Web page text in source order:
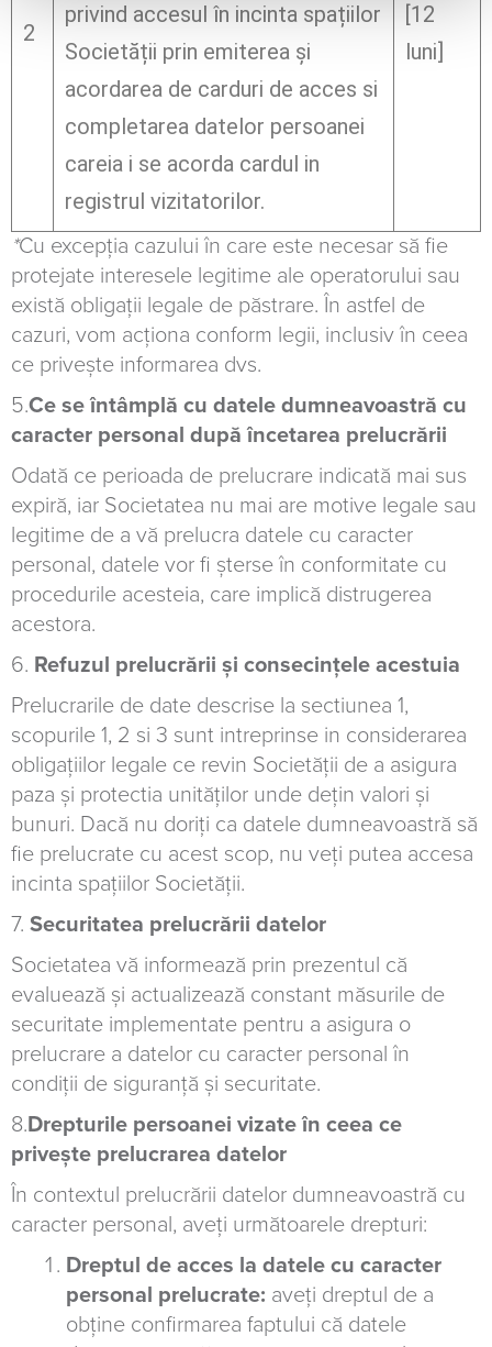
2
privind accesul în incinta spațiilor
Societății prin emiterea și
acordarea de carduri de acces si
completarea datelor persoanei
careia i se acorda cardul in
registrul vizitatorilor.
[12
luni]
*Cu excepția cazului în care este necesar să fie
protejate interesele legitime ale operatorului sau
există obligații legale de păstrare. În astfel de
cazuri, vom acționa conform legii, inclusiv în ceea
ce privește informarea dvs.
5.Ce se întâmplă cu datele dumneavoastră cu
caracter personal după încetarea prelucrării
Odată ce perioada de prelucrare indicată mai sus
expiră, iar Societatea nu mai are motive legale sau
legitime de a vă prelucra datele cu caracter
personal, datele vor fi șterse în conformitate cu
procedurile acesteia, care implică distrugerea
acestora.
6. Refuzul prelucrării și consecințele acestuia
Prelucrarile de date descrise la sectiunea 1,
scopurile 1, 2 si 3 sunt intreprinse in considerarea
obligațiilor legale ce revin Societății de a asigura
paza și protectia unităților unde dețin valori și
bunuri. Dacă nu doriți ca datele dumneavoastră să
fie prelucrate cu acest scop, nu veți putea accesa
incinta spațiilor Societății.
7. Securitatea prelucrării datelor
Societatea vă informează prin prezentul că
evaluează și actualizează constant măsurile de
securitate implementate pentru a asigura o
prelucrare a datelor cu caracter personal în
condiții de siguranță și securitate.
8.Drepturile persoanei vizate în ceea ce
privește prelucrarea datelor
În contextul prelucrării datelor dumneavoastră cu
caracter personal, aveți următoarele drepturi:
Dreptul de acces la datele cu caracter
personal prelucrate: aveți dreptul de a
obține confirmarea faptului că datele